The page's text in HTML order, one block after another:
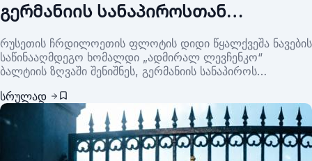
გერმანიის სანაპიროსთან
გამოჩნდა — „ადმირალ
ლევჩენკოს“ მისია ბალტიის
ზღვაში ყურადღების ცენტრშია
რუსეთის ჩრდილოეთის ფლოტის დიდი წყალქვეშა ნავების
საწინააღმდეგო ხომალდი „ადმირალ ლევჩენკო“
ბალტიის ზღვაში შენიშნეს, გერმანიის სანაპიროს
სრულად